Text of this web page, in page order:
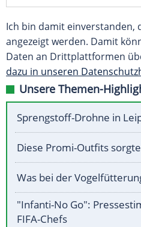
Ich bin damit einverstanden,
angezeigt werden. Damit
Daten an Drittplattformen
dazu in unseren
Unsere Themen-
Sprengstoff-Drohne in
Diese Promi-Outfits
Was bei der
"Infanti-No Go":
FIFA-Chefs